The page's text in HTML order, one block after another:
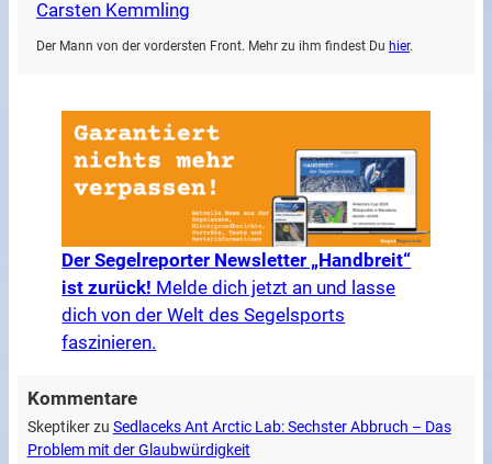
Carsten Kemmling
Der Mann von der vordersten Front. Mehr zu ihm findest Du hier.
Der Segelreporter Newsletter „Handbreit“
ist zurück! Melde dich jetzt an und lasse
dich von der Welt des Segelsports
faszinieren.
Kommentare
Skeptikerzu Sedlaceks Ant Arctic Lab: Sechster Abbruch – Das
Problem mit der Glaubwürdigkeit